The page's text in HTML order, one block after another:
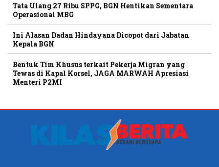
Tata Ulang 27 Ribu SPPG, BGN Hentikan Sementara
Operasional MBG
Ini Alasan Dadan Hindayana Dicopot dari Jabatan
Kepala BGN
Bentuk Tim Khusus terkait Pekerja Migran yang
Tewas di Kapal Korsel, JAGA MARWAH Apresiasi
Menteri P2MI